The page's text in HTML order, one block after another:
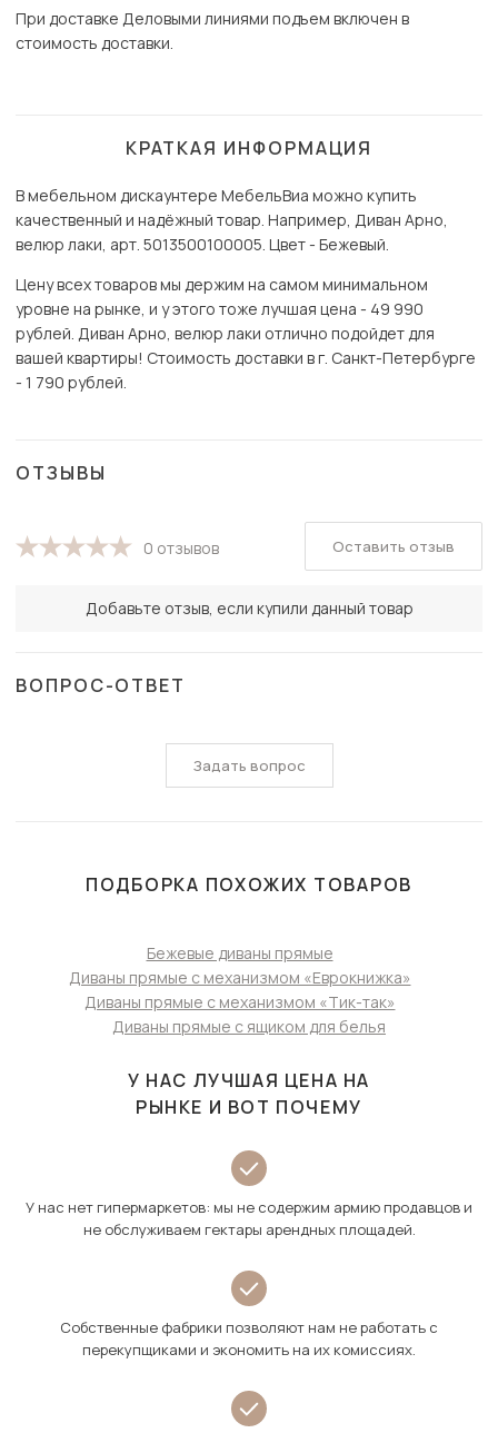
При доставке Деловыми линиями подъем включен в
стоимость доставки.
КРАТКАЯ ИНФОРМАЦИЯ
В мебельном дискаунтере МебельВиа можно купить
качественный и надёжный товар. Например, Диван Арно,
велюр лаки, арт. 5013500100005. Цвет - Бежевый.
Цену всех товаров мы держим на самом минимальном
уровне на рынке, и у этого тоже лучшая цена - 49 990
рублей. Диван Арно, велюр лаки отлично подойдет для
вашей квартиры! Стоимость доставки в г. Санкт-Петербурге
- 1 790 рублей.
ОТЗЫВЫ
0 отзывов
Добавьте отзыв, если купили данный товар
Оставить отзыв
ВОПРОС-ОТВЕТ
Задать вопрос
ПОДБОРКА ПОХОЖИХ ТОВАРОВ
Бежевые диваны прямые
Диваны прямые с механизмом «Еврокнижка»
Диваны прямые с механизмом «Тик-так»
Диваны прямые с ящиком для белья
У НАС ЛУЧШАЯ ЦЕНА НА
РЫНКЕ И ВОТ ПОЧЕМУ
У нас нет гипермаркетов: мы не содержим армию продавцов и
не обслуживаем гектары арендных площадей.
Собственные фабрики позволяют нам не работать с
перекупщиками и экономить на их комиссиях.